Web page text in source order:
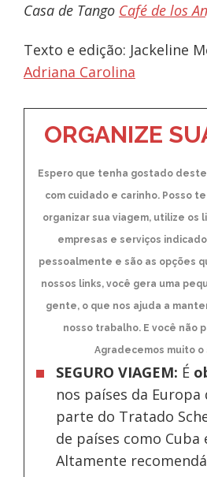
Casa de Tango Café de los
Texto e edição: Jackeline
Adriana Carolina
ORGANIZE
Espero que tenha gostado
com cuidado e carinho. Posso
organizar sua viagem, utilize os
empresas e serviços
pessoalmente e são as opções
nossos links, você gera uma
gente, o que nos ajuda a
nosso trabalho. E você não
Agradecemos muito o
SEGURO VIAGEM: É
nos países da Europa
parte do Tratado
de países como Cuba
Altamente